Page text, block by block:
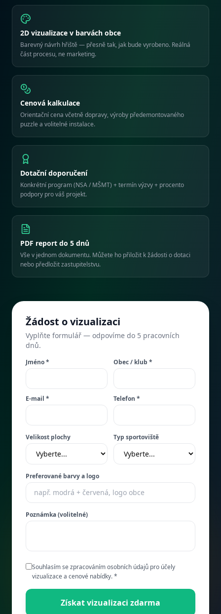
2D vizualizace v barvách obce
Barevný návrh hřiště — přesně tak, jak bude vyrobeno. Reálná
část procesu, ne marketing.
Cenová kalkulace
Orientační cena včetně dopravy, výroby předemontovaného
puzzle a volitelné instalace.
Dotační doporučení
Konkrétní program (NSA / MŠMT) + termín výzvy + procento
podpory pro váš projekt.
PDF report do 5 dnů
Vše v jednom dokumentu. Můžete ho přiložit k žádosti o dotaci
nebo předložit zastupitelstvu.
Žádost o vizualizaci
Vyplňte formulář — odpovíme do 5 pracovních
dnů.
Jméno * Obec / klub *
E-mail * Telefon *
Velikost plochy Typ sportoviště
Preferované barvy a logo
Poznámka (volitelné)
Souhlasím se zpracováním osobních údajů pro účely
vizualizace a cenové nabídky. *
Získat vizualizaci zdarma